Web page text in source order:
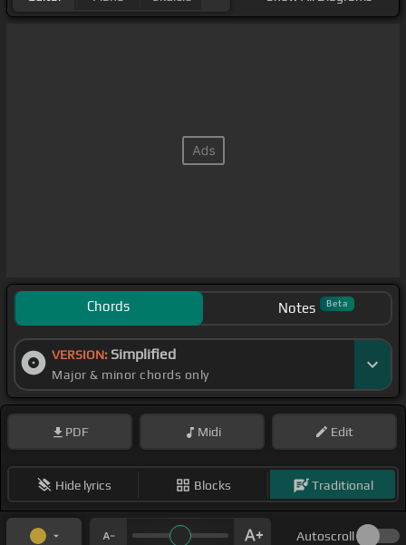
cuántos sienten gozo en sus corazones se lo
Chords Notes Beta
VERSION: Simplified
Major & minor chords only
PDF Midi Edit
Hide lyrics Blocks Traditional
Autoscroll